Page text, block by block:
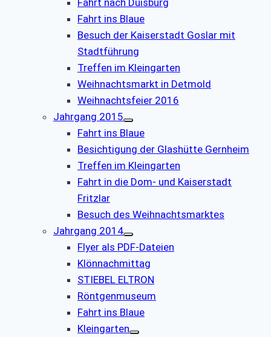
Fahrt ins Blaue
Besuch der Kaiserstadt Goslar mit
Stadtführung
Treffen im Kleingarten
Weihnachtsmarkt in Detmold
Weihnachtsfeier 2016
Jahrgang 2015
Fahrt ins Blaue
Besichtigung der Glashütte Gernheim
Treffen im Kleingarten
Fahrt in die Dom- und Kaiserstadt
Fritzlar
Besuch des Weihnachtsmarktes
Jahrgang 2014
Flyer als PDF-Dateien
Klönnachmittag
STIEBEL ELTRON
Röntgenmuseum
Fahrt ins Blaue
Kleingarten